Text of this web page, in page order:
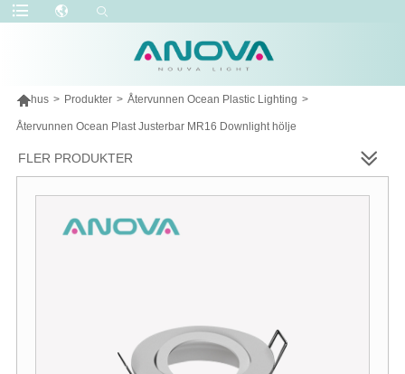
hus > Produkter > Återvunnen Ocean Plastic Lighting >
Återvunnen Ocean Plast Justerbar MR16 Downlight hölje
FLER PRODUKTER